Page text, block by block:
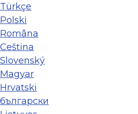
Türkçe
Polski
Româna
Ceština
Slovenský
Magyar
Hrvatski
български